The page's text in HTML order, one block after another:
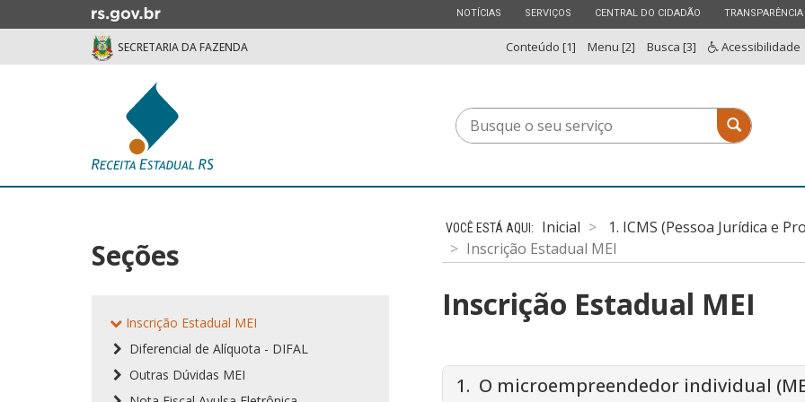
para
Ir
ESTADO
NOTÍCIAS ESTADO
SERVIÇOS ESTADO
CENTRAL DO CIDADÃO ESTADO
TRANSPARÊNCIA
SECRETARIA DA FAZENDA Conteúdo [1] Menu [2] Busca [3] Acessibilidade
Busque
o
serviço
Busque o
Seções
Inscrição Estadual MEI
Diferencial de Alíquota - DIFAL
Outras Dúvidas MEI
Inicial 1. ICMS (Pessoa Jurídica e
Inscrição Estadual MEI
Inscrição Estadual MEI
1. O microempreendedor individual